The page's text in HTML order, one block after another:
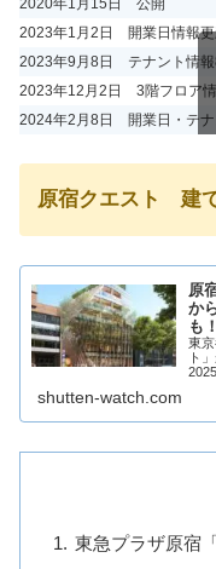
2020年1月15日 公開
2023年1月2日 開業日情報
2023年9月8日 テナント情報
2023年12月2日 3階フロア
2024年2月8日 開業日・テナ
原宿クエスト 建
原
か
も！
東
ト
て
shutten-watch.com
東急プラザ原宿